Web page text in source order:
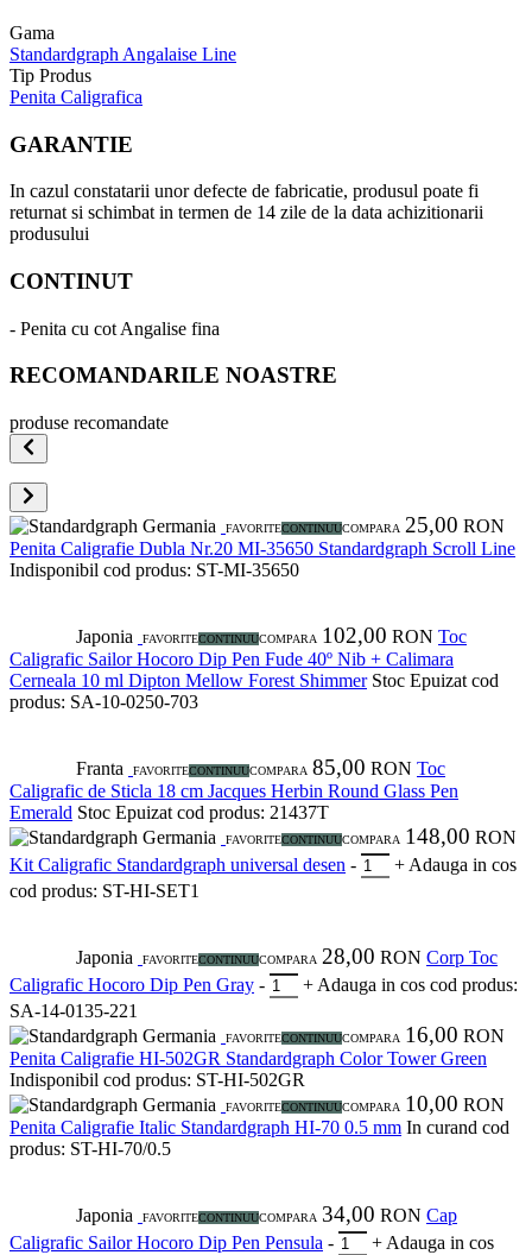
Gama
Standardgraph Angalaise Line
Tip Produs
Penita Caligrafica
GARANTIE
In cazul constatarii unor defecte de fabricatie, produsul poate fi
returnat si schimbat in termen de 14 zile de la data achizitionarii
produsului
CONTINUT
- Penita cu cot Angalise fina
RECOMANDARILE NOASTRE
produse recomandate
Germania FAVORITECONTINUUCOMPARA 25,00 RON
Penita Caligrafie Dubla Nr.20 MI-35650 Standardgraph Scroll Line
Indisponibil cod produs: ST-MI-35650
Japonia FAVORITECONTINUUCOMPARA 102,00 RON Toc
Caligrafic Sailor Hocoro Dip Pen Fude 40º Nib + Calimara
Cerneala 10 ml Dipton Mellow Forest Shimmer Stoc Epuizat cod
produs: SA-10-0250-703
Franta FAVORITECONTINUUCOMPARA 85,00 RON Toc
Caligrafic de Sticla 18 cm Jacques Herbin Round Glass Pen
Emerald Stoc Epuizat cod produs: 21437T
Germania
FAVORITECONTINUUCOMPARA 148,00 RON
Kit Caligrafic Standardgraph universal desen - + Adauga in cos
cod produs: ST-HI-SET1
Japonia FAVORITECONTINUUCOMPARA 28,00 RON Corp Toc
Caligrafic Hocoro Dip Pen Gray - + Adauga in cos cod produs:
SA-14-0135-221
Germania
FAVORITECONTINUUCOMPARA 16,00 RON
Penita Caligrafie HI-502GR Standardgraph Color Tower Green
Indisponibil cod produs: ST-HI-502GR
Germania
FAVORITECONTINUUCOMPARA 10,00 RON
Penita Caligrafie Italic Standardgraph HI-70 0.5 mm In curand cod
produs: ST-HI-70/0.5
Japonia FAVORITECONTINUUCOMPARA 34,00 RON Cap
Caligrafic Sailor Hocoro Dip Pen Pensula - + Adauga in cos